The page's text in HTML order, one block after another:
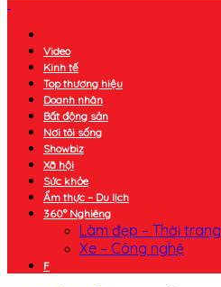
Video
Kinh tế
Top thương hiệu
Doanh nhân
Bất động sản
Nơi tôi sống
Showbiz
Xã hội
Sức khỏe
Ẩm thực – Du lịch
360° Nghiêng
Làm đẹp – Thời trang
Xe – Công nghệ
F